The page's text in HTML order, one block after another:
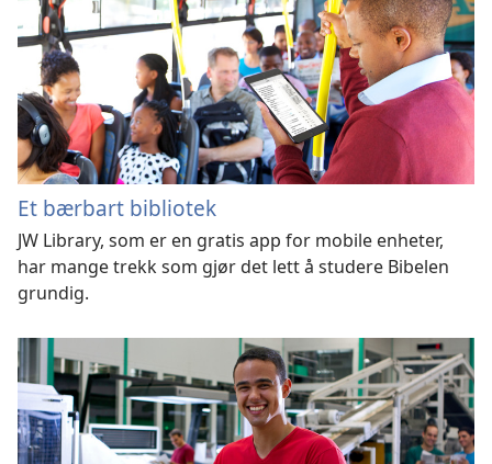
Et bærbart bibliotek
JW Library, som er en gratis app for mobile enheter,
har mange trekk som gjør det lett å studere Bibelen
grundig.